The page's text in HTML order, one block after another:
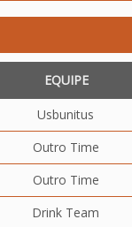
EQUIPE
Usbunitus
Outro Time
Outro Time
Drink Team